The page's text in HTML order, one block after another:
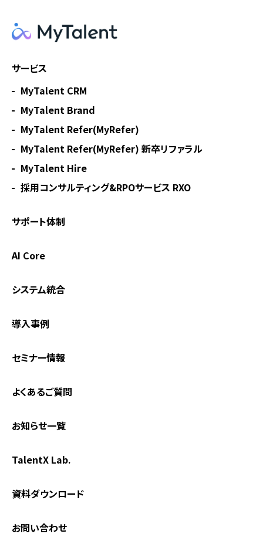
サービス
MyTalent CRM
MyTalent Brand
MyTalent Refer(MyRefer)
MyTalent Refer(MyRefer) 新卒リファラル
MyTalent Hire
採用コンサルティング&RPOサービス RXO
サポート体制
AI Core
システム統合
導入事例
セミナー情報
よくあるご質問
お知らせ一覧
TalentX Lab.
資料ダウンロード
お問い合わせ